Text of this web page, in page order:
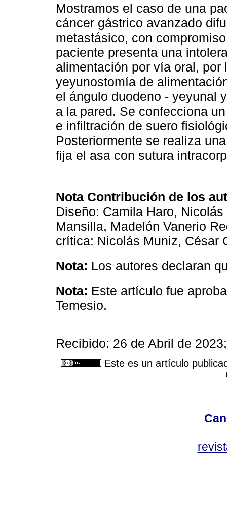
Mostramos el caso de una
cáncer gástrico avanzado
metastásico, con
paciente presenta una
alimentación por vía oral,
yeyunostomía de
el ángulo duodeno - yeyunal
a la pared. Se confecciona
e infiltración de suero
Posteriormente se realiza
fija el asa con sutura
Nota Contribución de los
Diseño: Camila Haro,
Mansilla, Madelón Vanerio
crítica: Nicolás Muniz, César
Nota: Los autores declaran
Nota: Este artículo fue
Temesio.
Recibido: 26 de Abril de
Este es un artículo